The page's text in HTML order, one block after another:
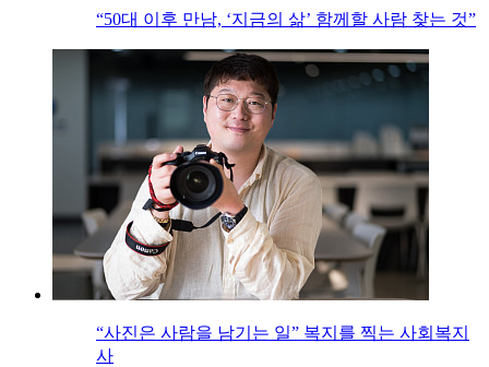
“50대 이후 만남, ‘지금의 삶’ 함께할 사람 찾는 것”
“사진은 사람을 남기는 일” 복지를 찍는 사회복지
사